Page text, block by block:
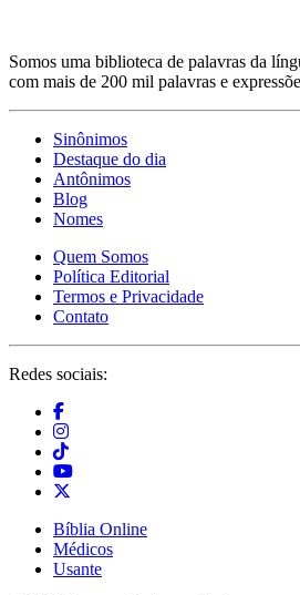
Somos uma biblioteca de palavras da
com mais de 200 mil palavras e
Sinônimos
Destaque do dia
Antônimos
Blog
Nomes
Quem Somos
Política Editorial
Termos e Privacidade
Contato
Redes sociais:
Bíblia Online
Médicos
Usante